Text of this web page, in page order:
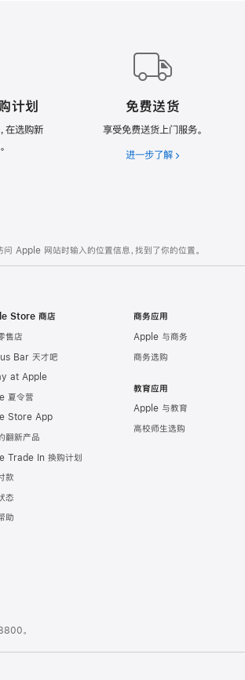
计划
在选购新
免费送货
享受免费送货上门服务。
进一步了解免
Apple 网站时输入的位置信息，找到了你的位置。
Store 商店
售店
Bar 天才吧
at Apple
夏令营
Store App
翻新产品
Trade In 换购计划
款
态
助
商务应用
Apple 与商务
商务选购
教育应用
Apple 与教育
高校师生选购
。